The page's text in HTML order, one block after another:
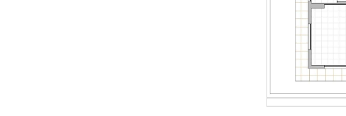
Previous